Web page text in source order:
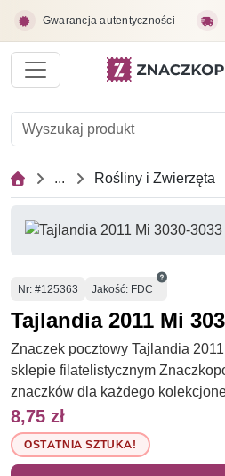
Gwarancja autentyczności
... Rośliny i Zwierzęta
Numer
Nr: #125363 Jakość: FDC
Tajlandia 2011 Mi
Znaczek pocztowy Tajlandia
sklepie filatelistycznym
znaczków dla każdego
8,75 zł
OSTATNIA SZTUKA!